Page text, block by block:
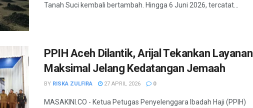
Tanah Suci kembali bertambah. Hingga 6 Juni 2026, tercatat...
PPIH Aceh Dilantik, Arijal Tekankan Layanan
Maksimal Jelang Kedatangan Jemaah
BY RISKA ZULFIRA 27 APRIL 2026 0
MASAKINI.CO - Ketua Petugas Penyelenggara Ibadah Haji (PPIH)